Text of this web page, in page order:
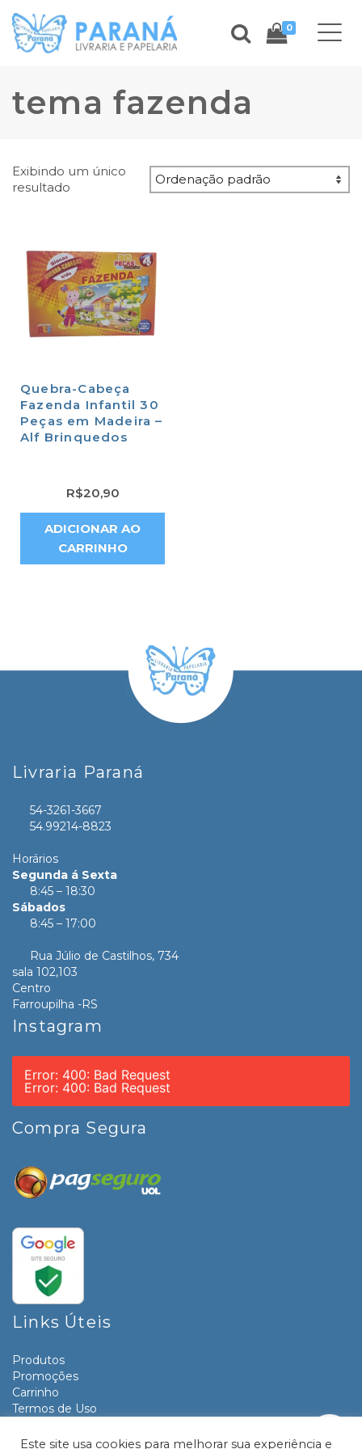
0
tema fazenda
Exibindo um único
resultado
Quebra-Cabeça
Fazenda Infantil 30
Peças em Madeira –
Alf Brinquedos
R$20,90
ADICIONAR AO
CARRINHO
Livraria Paraná
54-3261-3667
54.99214-8823
Horários
Segunda á Sexta
8:45 – 18:30
Sábados
8:45 – 17:00
Rua Júlio de Castilhos, 734
sala 102,103
Centro
Farroupilha -RS
Instagram
Error: 400: Bad Request
Error: 400: Bad Request
Compra Segura
Links Úteis
Produtos
Promoções
Carrinho
Termos de Uso
Contato
Este site usa cookies para melhorar sua experiência e